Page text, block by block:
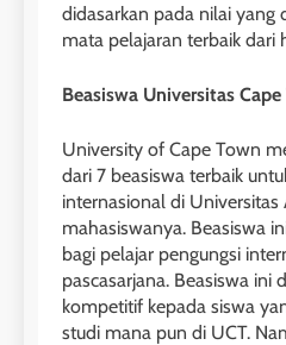
didasarkan pada nilai yang
mata pelajaran terbaik dari
Beasiswa Universitas Cape
University of Cape Town
dari 7 beasiswa terbaik
internasional di Universitas
mahasiswanya. Beasiswa
bagi pelajar pengungsi
pascasarjana. Beasiswa ini
kompetitif kepada siswa
studi mana pun di UCT.